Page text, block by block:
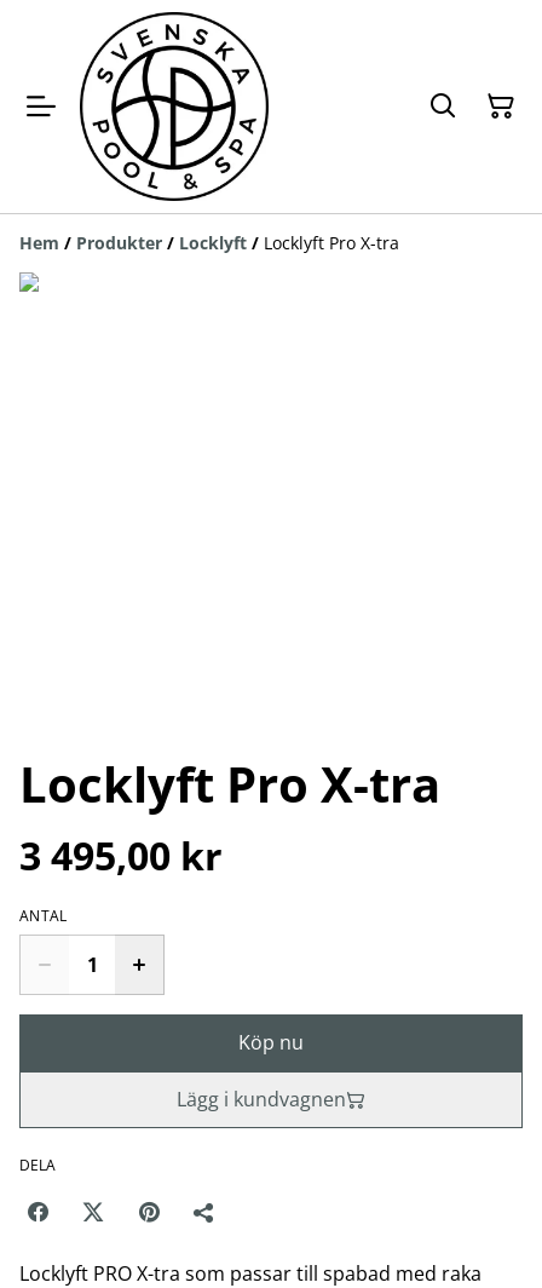
Hem / Produkter / Locklyft / Locklyft Pro X-tra
Locklyft Pro X-tra
3 495,00 kr
ANTAL
Köp nu
Lägg i kundvagnen
DELA
Locklyft PRO X-tra som passar till spabad med raka